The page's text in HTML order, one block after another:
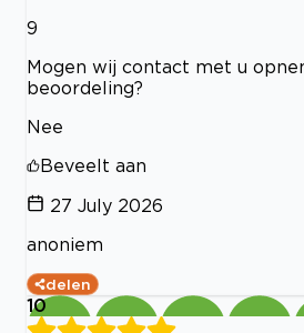
9
Mogen wij contact met u
beoordeling?
Nee
Beveelt aan
27 July 2026
anoniem
delen
10